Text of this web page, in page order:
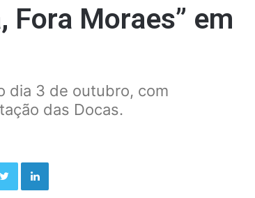
Fora Moraes” em
dia 3 de outubro, com
das Docas.
TwitterLinkedin